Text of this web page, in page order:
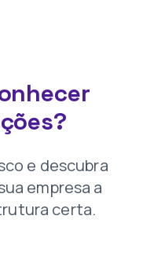
e descubra
empresa a
certa.